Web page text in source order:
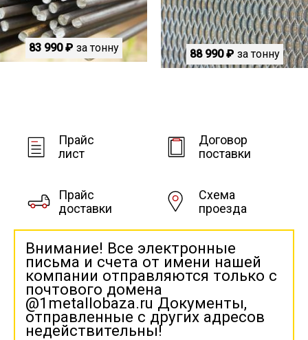
83 990 ₽ за тонну 88 990 ₽ за тонну
Прайс
лист
Договор
поставки
Прайс
доставки
Схема
проезда
Внимание! Все электронные
письма и счета от имени нашей
компании отправляются только с
почтового домена
@1metallobaza.ru Документы,
отправленные с других адресов
недействительны!